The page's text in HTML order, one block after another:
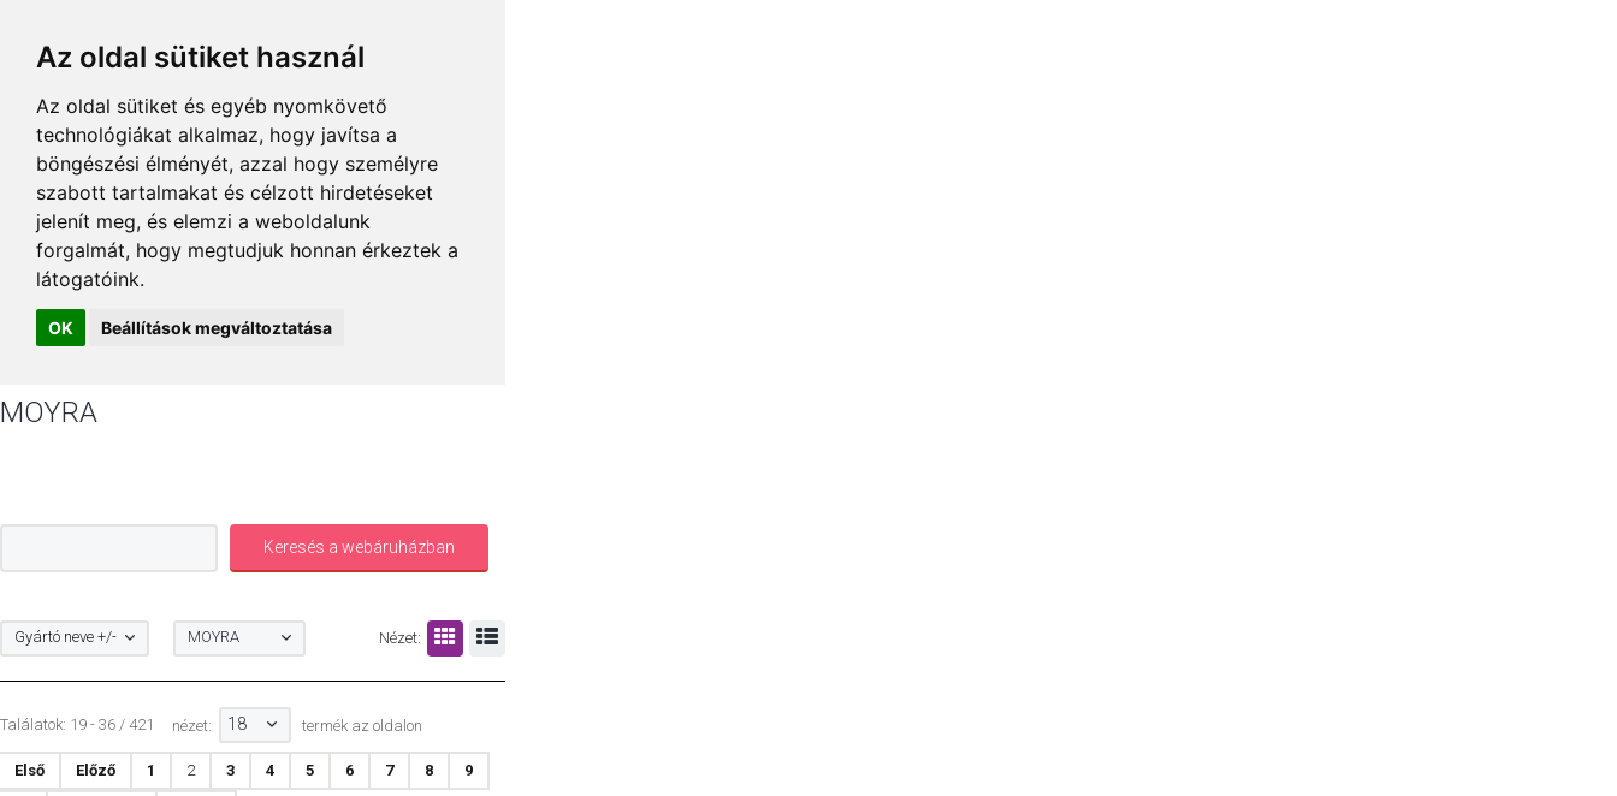
Az oldal sütiket használ
Az oldal sütiket és egyéb nyomkövető
technológiákat alkalmaz, hogy javítsa a
böngészési élményét, azzal hogy személyre
szabott tartalmakat és célzott hirdetéseket
jelenít meg, és elemzi a weboldalunk
forgalmát, hogy megtudjuk honnan érkeztek a
látogatóink.
OK Beállítások megváltoztatása
MOYRA
Nézet:
Gyártó neve +/- MOYRA
Találatok: 19 - 36 / 421 nézet: 18 termék az oldalon
Első Előző 1 2 3 4 5 6 7 8 9